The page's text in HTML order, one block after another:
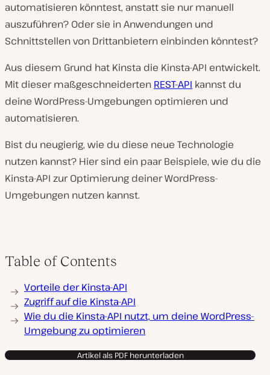
automatisieren könntest, anstatt sie nur manuell
auszuführen? Oder sie in Anwendungen und
Schnittstellen von Drittanbietern einbinden könntest?
Aus diesem Grund hat Kinsta die Kinsta-API entwickelt.
Mit dieser maßgeschneiderten REST-API kannst du
deine WordPress-Umgebungen optimieren und
automatisieren.
Bist du neugierig, wie du diese neue Technologie
nutzen kannst? Hier sind ein paar Beispiele, wie du die
Kinsta-API zur Optimierung deiner WordPress-
Umgebungen nutzen kannst.
Table of Contents
Vorteile der Kinsta-API
Zugriff auf die Kinsta-API
Wie du die Kinsta-API nutzt, um deine WordPress-
Umgebung zu optimieren
Artikel als PDF herunterladen